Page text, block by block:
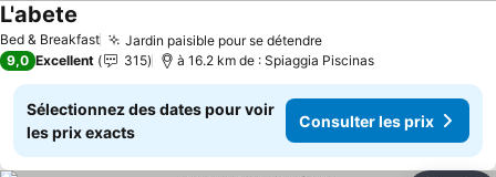
Bed & Breakfast Jardin paisible pour se détendre
L'abete
9,0 Excellent 315 à 16.2 km de : Spiaggia Piscinas
Sélectionnez des dates pour voir
les prix exacts
Consulter les prix